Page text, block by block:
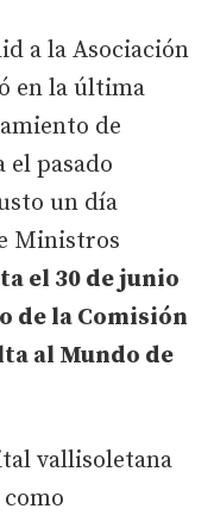
a la Asociación
en la última
de
el pasado
un día
Ministros
el 30 de junio
de la Comisión
al Mundo de
vallisoletana